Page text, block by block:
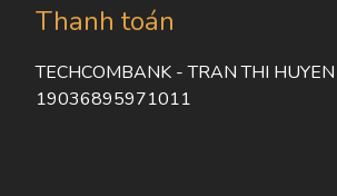
Thanh toán
TECHCOMBANK - TRAN THI HUYEN
19036895971011